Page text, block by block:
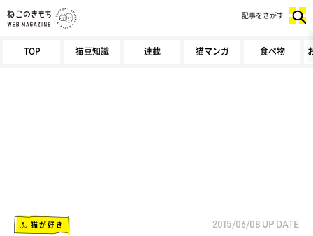
TOP 猫豆知識 連載 猫マンガ 食べ物
記事をさがす
猫が好き 2015/06/08 UP DATE